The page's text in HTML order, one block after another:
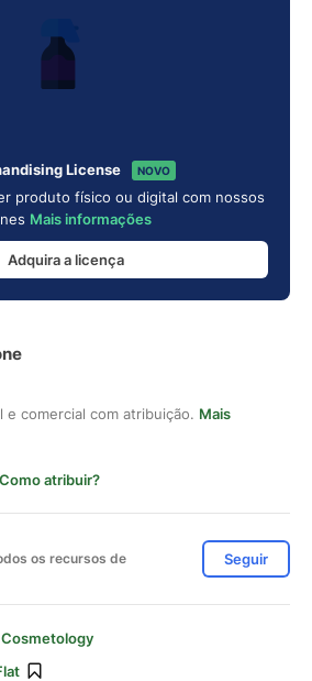
License NOVO
produto físico ou digital com nossos
Mais informações
Adquira a licença
e comercial com atribuição. Mais
Como atribuir?
os recursos de
Seguir
Cosmetology